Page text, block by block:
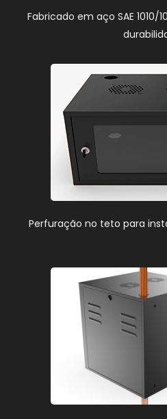
Fabricado em aço SAE 1010/
Perfuração no teto para